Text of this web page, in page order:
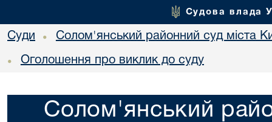
Судова влада
Суди • Солом'янський районний суд міста
• Оголошення про виклик до суду
Солом'янський